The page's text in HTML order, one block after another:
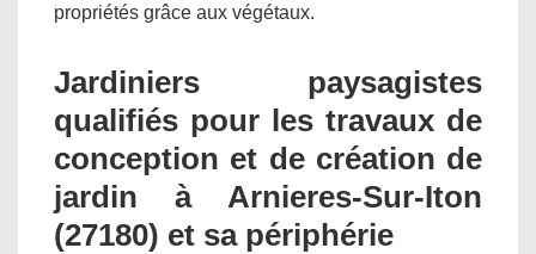
propriétés grâce aux végétaux.
Jardiniers paysagistes
qualifiés pour les travaux de
conception et de création de
jardin à Arnieres-Sur-Iton
(27180) et sa périphérie